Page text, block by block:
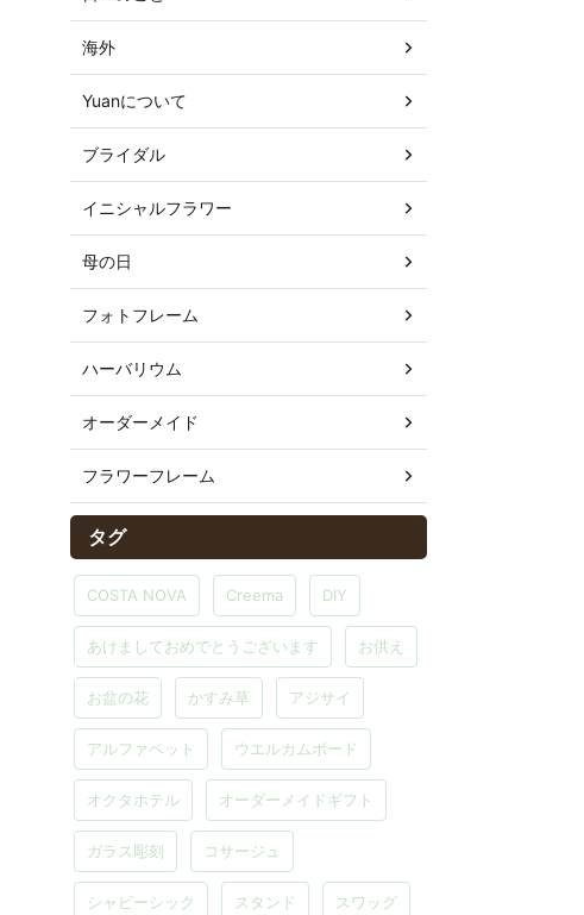
海外
Yuanについて
ブライダル
イニシャルフラワー
母の日
フォトフレーム
ハーバリウム
オーダーメイド
フラワーフレーム
タグ
COSTA NOVA Creema DIY
あけましておめでとうございます お供え
お盆の花 かすみ草 アジサイ
アルファベット ウエルカムボード
オクタホテル オーダーメイドギフト
ガラス彫刻 コサージュ
シャビーシック スタンド スワッグ